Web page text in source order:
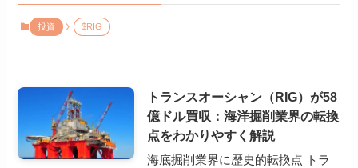
投資 $RIG
トランスオーシャン（RIG）が58
億ドル買収：海洋掘削業界の転換
点をわかりやすく解説
海底掘削業界に歴史的転換点 トラ